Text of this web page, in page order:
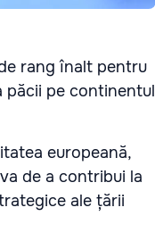
rang înalt pentru
păcii pe continentul
europeană,
de a contribui la
ale țării